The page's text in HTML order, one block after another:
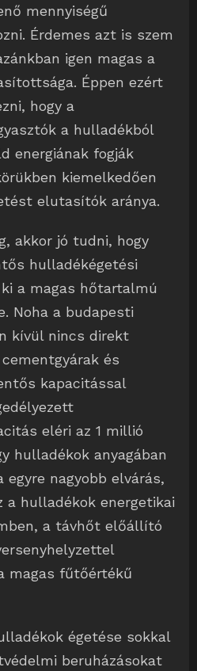
mennyiségű
Érdemes azt is szem
igen magas a
Éppen ezért
hogy a
a hulladékból
energiának fogják
kiemelkedően
elutasítók aránya.
akkor jó tudni, hogy
hulladékégetési
a magas hőtartalmú
Noha a budapesti
kívül nincs direkt
és
kapacitással
eléri az 1 millió
hulladékok anyagában
nagyobb elvárás,
a hulladékok energetikai
a távhőt előállító
magas fűtőértékű
égetése sokkal
beruházásokat